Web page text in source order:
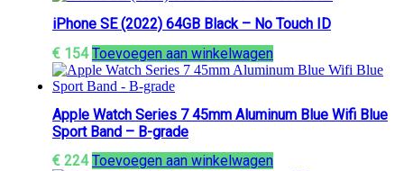
iPhone SE (2022) 64GB Black – No Touch ID
€ 154 Toevoegen aan winkelwagen
Apple Watch Series 7 45mm Aluminum Blue Wifi Blue
Sport Band – B-grade
€ 224 Toevoegen aan winkelwagen